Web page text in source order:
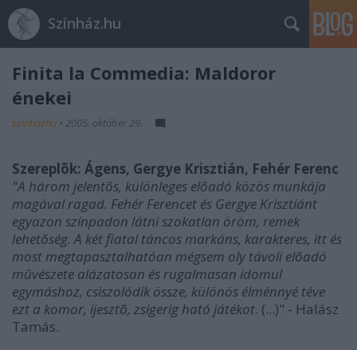
Színház.hu
Finita la Commedia: Maldoror
énekei
szinhazhu • 2005. október 29.
Szereplõk: Ágens, Gergye Krisztián, Fehér Ferenc
"A három jelentõs, különleges elõadó közös munkája
magával ragad. Fehér Ferencet és Gergye Krisztiánt
egyazon színpadon látni szokatlan öröm, remek
lehetõség. A két fiatal táncos markáns, karakteres, itt és
most megtapasztalhatóan mégsem oly távoli elõadó
mûvészete alázatosan és rugalmasan idomul
egymáshoz, csiszolódik össze, különös élménnyé téve
ezt a komor, ijesztõ, zsigerig ható játékot. (...)" - Halász
Tamás.